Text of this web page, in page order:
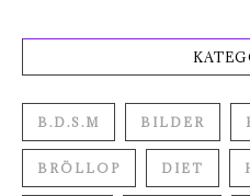
B.D.S.M BILDER
BRÖLLOP DIET